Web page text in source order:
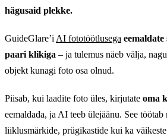
hägusaid plekke.
GuideGlare’i AI fototöötlusega
paari klikiga – ja tulemus näeb välja,
objekt kunagi foto osa olnud.
Piisab, kui laadite foto üles, kirjutate oma
eemaldada, ja AI teeb ülejäänu. See
liiklusmärkide, prügikastide kui ka